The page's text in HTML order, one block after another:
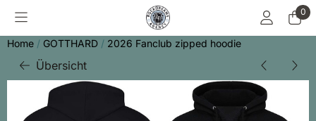
Cookie-Einstellungen sind derzeit geschlossen. 0
Home / GOTTHARD / 2026 Fanclub zipped hoodie
Übersicht